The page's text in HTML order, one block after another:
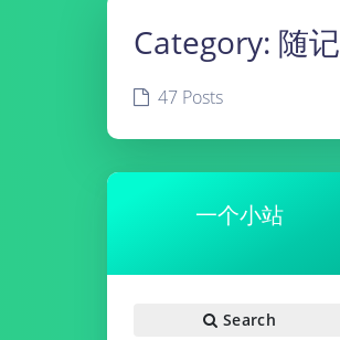
Category: 随记
47 Posts
一个小站
Search